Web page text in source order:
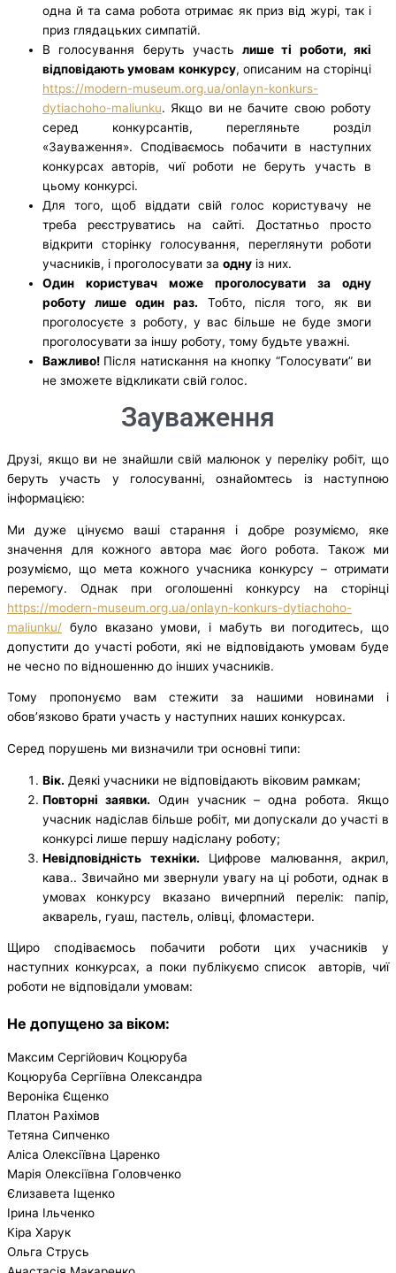
одна й та сама робота отримає як приз від журі, так і
приз глядацьких симпатій.
В голосування беруть участьлише ті роботи, які
відповідають умовам конкурсу, описаним на сторінці
https://modern-museum.org.ua/onlayn-konkurs-
dytiachoho-maliunku. Якщо ви не бачите свою роботу
серед конкурсантів, перегляньте розділ
«Зауваження». Сподіваємось побачити в наступних
конкурсах авторів, чиї роботи не беруть участь в
цьому конкурсі.
Для того, щоб віддати свій голос користувачу не
треба реєструватись на сайті. Достатньо просто
відкрити сторінку голосування, переглянути роботи
учасників, і проголосувати за одну із них.
Один користувач може проголосувати за одну
роботу лише один раз. Тобто, після того, як ви
проголосуєте з роботу, у вас більше не буде змоги
проголосувати за іншу роботу, тому будьте уважні.
Важливо! Після натискання на кнопку “Голосувати” ви
не зможете відкликати свій голос.
Зауваження
Друзі, якщо ви не знайшли свій малюнок у переліку робіт, що
беруть участь у голосуванні, ознайомтесь із наступною
інформацією:
Ми дуже цінуємо ваші старання і добре розуміємо, яке
значення для кожного автора має його робота. Також ми
розуміємо, що мета кожного учасника конкурсу – отримати
перемогу. Однак при оголошенні конкурсу на сторінці
https://modern-museum.org.ua/onlayn-konkurs-dytiachoho-
maliunku/ було вказано умови, і мабуть ви погодитесь, що
допустити до участі роботи, які не відповідають умовам буде
не чесно по відношенню до інших учасників.
Тому пропонуємо вам стежити за нашими новинами і
обов’язково брати участь у наступних наших конкурсах.
Серед порушень ми визначили три основні типи:
Вік. Деякі учасники не відповідають віковим рамкам;
Повторні заявки. Один учасник – одна робота. Якщо
учасник надіслав більше робіт, ми допускали до участі в
конкурсі лише першу надіслану роботу;
Невідповідність техніки. Цифрове малювання, акрил,
кава.. Звичайно ми звернули увагу на ці роботи, однак в
умовах конкурсу вказано вичерпний перелік: папір,
акварель, гуаш, пастель, олівці, фломастери.
Щиро сподіваємось побачити роботи цих учасників у
наступних конкурсах, а поки публікуємо список авторів, чиї
роботи не відповідали умовам:
Не допущено за віком:
Максим Сергійович Коцюруба
Коцюруба Сергіївна Олександра
Вероніка Єщенко
Платон Рахімов
Тетяна Сипченко
Аліса Олексіївна Царенко
Марія Олексіївна Головченко
Єлизавета Іщенко
Ірина Ільченко
Кіра Харук
Ольга Струсь